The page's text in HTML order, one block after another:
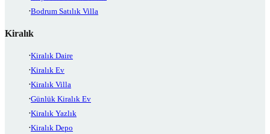
Bodrum Satılık Villa
Kiralık
Kiralık Daire
Kiralık Ev
Kiralık Villa
Günlük Kiralık Ev
Kiralık Yazlık
Kiralık Depo